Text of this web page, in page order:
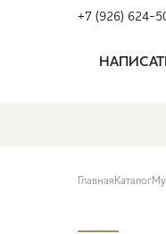
+7 (926) 624-
Главная Каталог